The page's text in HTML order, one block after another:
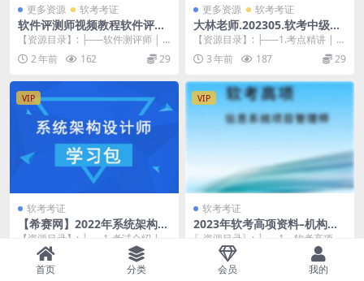
更多资源 软考考证
软件评测师视频教程软件评测
师精讲班视频课程+真题
【资源目录】: ├──软件测评师 | ├
──(A060)软件评测师教程 全国计
算...2 年前 162 29
更多资源 软考考证
大林老师.202305.软考中级网
络工程师
【资源目录】: ├──1.考点精讲 |
├──课件 | | ├──第...
3 年前 187 29
VIP
软考考证
【希赛网】2022年系统架构设
计师 + 架构冲刺班
【资源目录】: ├──1-考试介绍 | ├
──1.1考试介绍-01.mp4 41...
3 年前
VIP
软考考证
2023年软考高项资料–机构版
本
〖资源目录〗: ├──1、软考高项课
程大纲 | └──信息系统项目管理师
（软考高...
3 年前
首页 分类 会员 我的